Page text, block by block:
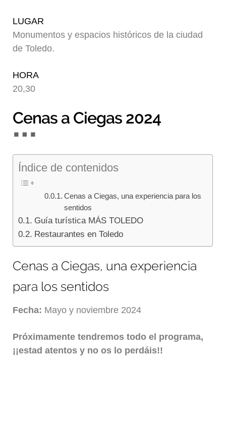
LUGAR
Monumentos y espacios históricos de la ciudad
de Toledo.
HORA
20,30
Cenas a Ciegas 2024
Índice de contenidos
Cenas a Ciegas, una experiencia para los
sentidos
Guía turística MÁS TOLEDO
Restaurantes en Toledo
Cenas a Ciegas, una experiencia
para los sentidos
Fecha: Mayo y noviembre 2024
Próximamente tendremos todo el programa,
¡¡estad atentos y no os lo perdáis!!